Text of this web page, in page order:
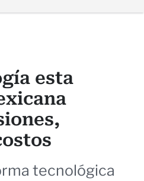
esta
tecnológica